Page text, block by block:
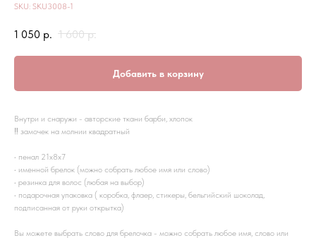
SKU: SKU3008-1
1 050 р. 1 600 р.
Добавить в корзину
Внутри и снаружи - авторские ткани барби, хлопок
‼️ замочек на молнии квадратный
• пенал 21х8х7
• именной брелок (можно собрать любое имя или слово)
• резинка для волос (любая на выбор)
• подарочная упаковка ( коробка, флаер, стикеры, бельгийский шоколад,
подписанная от руки открытка)
Вы можете выбрать слово для брелочка - можно собрать любое имя, слово или